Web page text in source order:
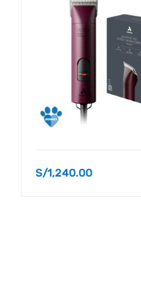
S/1,240.00